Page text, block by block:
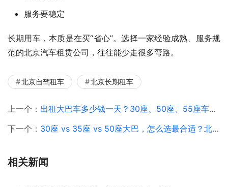
服务要稳定
长期用车，本质是在买“省心”。选择一家经验成熟、服务规
范的北京汽车租赁公司，往往能少走很多弯路。
北京自驾租车 北京长期租车
上一个： 出租大巴车多少钱一天？30座、50座、55座车型价格与北京热门景点包车价格指南
下一个： 30座 vs 35座 vs 50座大巴，怎么选最合适？北京租车公司实用指南
相关新闻